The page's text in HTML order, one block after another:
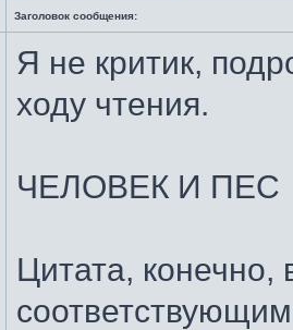
Заголовок сообщения:
Я не критик,
ходу чтения.
ЧЕЛОВЕК И ПЕС
Цитата, конечно,